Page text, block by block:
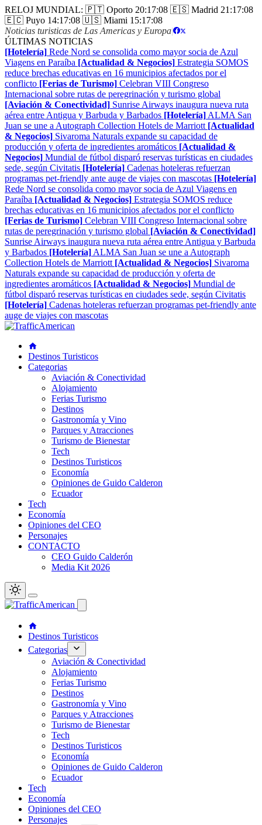
RELOJ MUNDIAL: 🇵🇹 Oporto 20:17:08 🇪🇸 Madrid 21:17:08
🇪🇨 Puyo 14:17:08 🇺🇸 Miami 15:17:08
Noticias turisticas de Las Americas y Europa|
ÚLTIMAS NOTICIAS
[Hotelería] Rede Nord se consolida como mayor socia de Azul
Viagens en Paraíba [Actualidad & Negocios] Estrategia SOMOS
reduce brechas educativas en 16 municipios afectados por el
conflicto [Ferias de Turismo] Celebran VIII Congreso
Internacional sobre rutas de peregrinación y turismo global
[Aviación & Conectividad] Sunrise Airways inaugura nueva ruta
aérea entre Antigua y Barbuda y Barbados [Hotelería] ALMA San
Juan se une a Autograph Collection Hotels de Marriott [Actualidad
& Negocios] Sivaroma Naturals expande su capacidad de
producción y oferta de ingredientes aromáticos [Actualidad &
Negocios] Mundial de fútbol disparó reservas turísticas en ciudades
sede, según Civitatis [Hotelería] Cadenas hoteleras refuerzan
programas pet-friendly ante auge de viajes con mascotas [Hotelería]
Rede Nord se consolida como mayor socia de Azul Viagens en
Paraíba [Actualidad & Negocios] Estrategia SOMOS reduce
brechas educativas en 16 municipios afectados por el conflicto
[Ferias de Turismo] Celebran VIII Congreso Internacional sobre
rutas de peregrinación y turismo global [Aviación & Conectividad]
Sunrise Airways inaugura nueva ruta aérea entre Antigua y Barbuda
y Barbados [Hotelería] ALMA San Juan se une a Autograph
Collection Hotels de Marriott [Actualidad & Negocios] Sivaroma
Naturals expande su capacidad de producción y oferta de
ingredientes aromáticos [Actualidad & Negocios] Mundial de
fútbol disparó reservas turísticas en ciudades sede, según Civitatis
[Hotelería] Cadenas hoteleras refuerzan programas pet-friendly ante
auge de viajes con mascotas
Destinos Turisticos
Categorias
Aviación & Conectividad
Alojamiento
Ferias Turismo
Destinos
Gastronomía y Vino
Parques y Atracciones
Turismo de Bienestar
Tech
Destinos Turisticos
Economía
Opiniones de Guido Calderon
Ecuador
Tech
Economía
Opiniones del CEO
Personajes
CONTACTO
CEO Guido Calderón
Media Kit 2026
Destinos Turisticos
Categorias
Aviación & Conectividad
Alojamiento
Ferias Turismo
Destinos
Gastronomía y Vino
Parques y Atracciones
Turismo de Bienestar
Tech
Destinos Turisticos
Economía
Opiniones de Guido Calderon
Ecuador
Tech
Economía
Opiniones del CEO
Personajes